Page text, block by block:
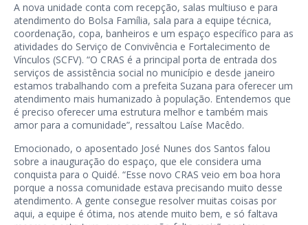
A nova unidade conta com recepção, salas multiuso e para
atendimento do Bolsa Família, sala para a equipe técnica,
coordenação, copa, banheiros e um espaço específico para as
atividades do Serviço de Convivência e Fortalecimento de
Vínculos (SCFV). “O CRAS é a principal porta de entrada dos
serviços de assistência social no município e desde janeiro
estamos trabalhando com a prefeita Suzana para oferecer um
atendimento mais humanizado à população. Entendemos que
é preciso oferecer uma estrutura melhor e também mais
amor para a comunidade”, ressaltou Laíse Macêdo.
Emocionado, o aposentado José Nunes dos Santos falou
sobre a inauguração do espaço, que ele considera uma
conquista para o Quidé. “Esse novo CRAS veio em boa hora
porque a nossa comunidade estava precisando muito desse
atendimento. A gente consegue resolver muitas coisas por
aqui, a equipe é ótima, nos atende muito bem, e só faltava